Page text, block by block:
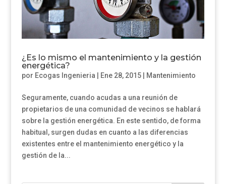
¿Es lo mismo el mantenimiento y la gestión
energética?
por Ecogas Ingenieria Ene 28, 2015| Mantenimiento
Seguramente, cuando acudas a una reunión de
propietarios de una comunidad de vecinos se hablará
sobre la gestión energética. En este sentido, de forma
habitual, surgen dudas en cuanto a las diferencias
existentes entre el mantenimiento energético y la
gestión de la...